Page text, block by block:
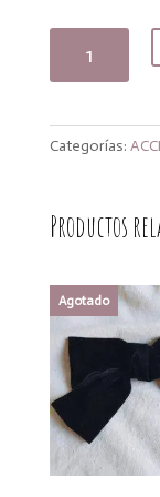
Categorías:
Productos